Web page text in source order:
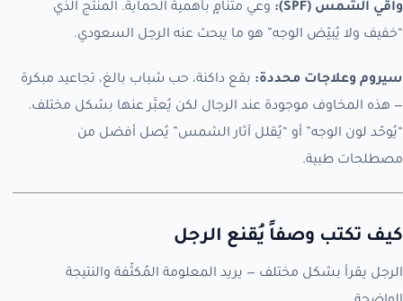
واقي الشمس (SPF):
وعي متنامٍ بأهمية الحماية. المنتج الذي
“خفيف ولا يُبيّض الوجه” هو ما يبحث عنه الرجل السعودي.
سيروم وعلاجات محددة: بقع داكنة، حب شباب بالغ، تجاعيد مبكرة
— هذه المخاوف موجودة عند الرجال لكن يُعبَّر عنها بشكل مختلف.
“يُوحّد لون الوجه” أو “يُقلل آثار الشمس” يُصل أفضل من
مصطلحات طبية.
كيف تكتب وصفاً يُقنع الرجل
الرجل يقرأ بشكل مختلف — يريد المعلومة المُكثّفة والنتيجة